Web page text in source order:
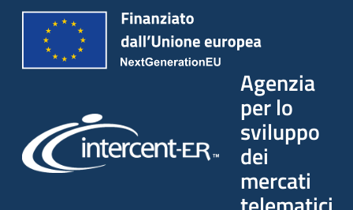
Agenzia
per lo
sviluppo
dei
mercati